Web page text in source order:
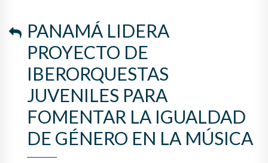
PANAMÁ LIDERA
PROYECTO DE
IBERORQUESTAS
JUVENILES PARA
FOMENTAR LA IGUALDAD
DE GÉNERO EN LA MÚSICA